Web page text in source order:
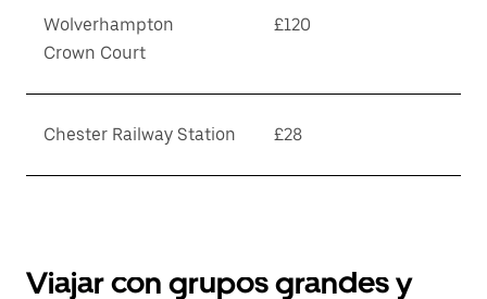
Wolverhampton
Crown Court
£120
Chester Railway Station £28
Viajar con grupos grandes y